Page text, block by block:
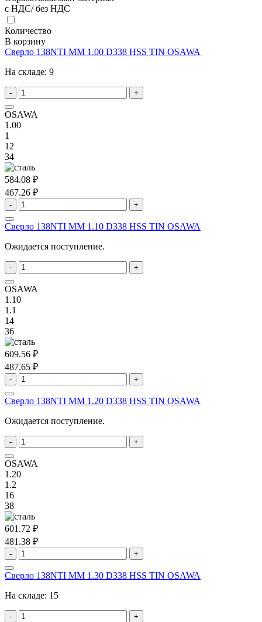
с НДС/ без НДС
Количество
В корзину
Сверло 138NTI MM 1.00 D338 HSS TIN OSAWA
На складе: 9
- +
OSAWA
1.00
1
12
34
584.08 ₽
467.26 ₽
- +
Сверло 138NTI MM 1.10 D338 HSS TIN OSAWA
Ожидается поступление.
- +
OSAWA
1.10
1.1
14
36
609.56 ₽
487.65 ₽
- +
Сверло 138NTI MM 1.20 D338 HSS TIN OSAWA
Ожидается поступление.
- +
OSAWA
1.20
1.2
16
38
601.72 ₽
481.38 ₽
- +
Сверло 138NTI MM 1.30 D338 HSS TIN OSAWA
На складе: 15
- +